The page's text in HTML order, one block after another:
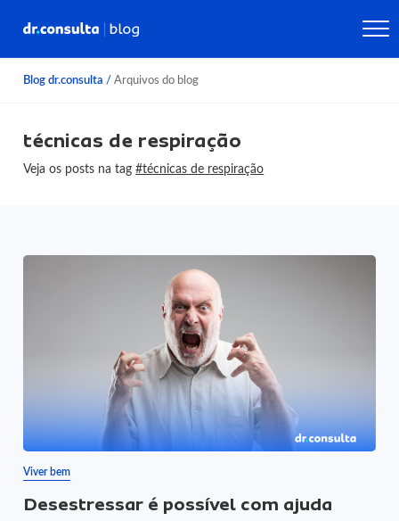
Blog dr.consulta / Arquivos do blog
técnicas de respiração
Veja os posts na tag#técnicas de respiração
Viver bem
Desestressar é possível com ajuda